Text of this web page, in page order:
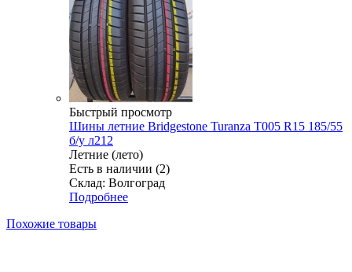
Быстрый просмотр
Шины летние Bridgestone Turanza T005 R15 185/55
б/у л212
Летние (лето)
Есть в наличии (2)
Склад: Волгоград
Подробнее
Похожие товары